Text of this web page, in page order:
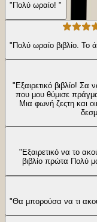
"Πολύ ωραίο! "
"Πολύ
"Εξαιρετικό βιβλίο! Σα
που μου θύμισε
Μια φωνή ζεςτη και
"Εξαιρετικό να το
βιβλίο πρώτα Πολύ
"Θα μπορούσα να τι